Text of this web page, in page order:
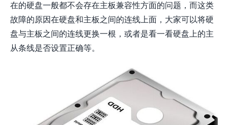
在的硬盘一般都不会存在主板兼容性方面的问题，而这类
故障的原因在硬盘和主板之间的连线上面，大家可以将硬
盘与主板之间的连线更换一根，或者是看一看硬盘上的主
从条线是否设置正确等。